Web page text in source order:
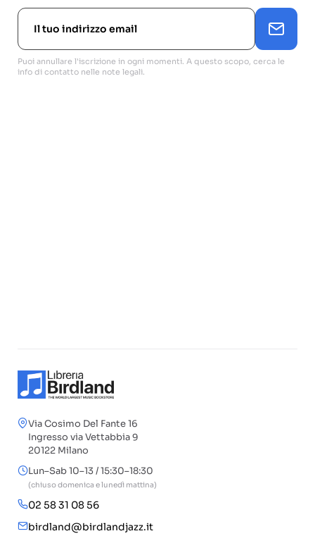
Puoi annullare l'iscrizione in ogni momenti. A questo scopo, cerca le
info di contatto nelle note legali.
Via Cosimo Del Fante 16
Ingresso via Vettabbia 9
20122 Milano
Lun–Sab 10–13 / 15:30–18:30
(chiuso domenica e lunedì mattina)
02 58 31 08 56
birdland@birdlandjazz.it